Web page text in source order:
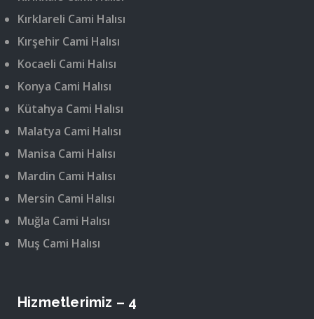
Kırklareli Cami Halısı
Kırşehir Cami Halısı
Kocaeli Cami Halısı
Konya Cami Halısı
Kütahya Cami Halısı
Malatya Cami Halısı
Manisa Cami Halısı
Mardin Cami Halısı
Mersin Cami Halısı
Muğla Cami Halısı
Muş Cami Halısı
Hizmetlerimiz – 4